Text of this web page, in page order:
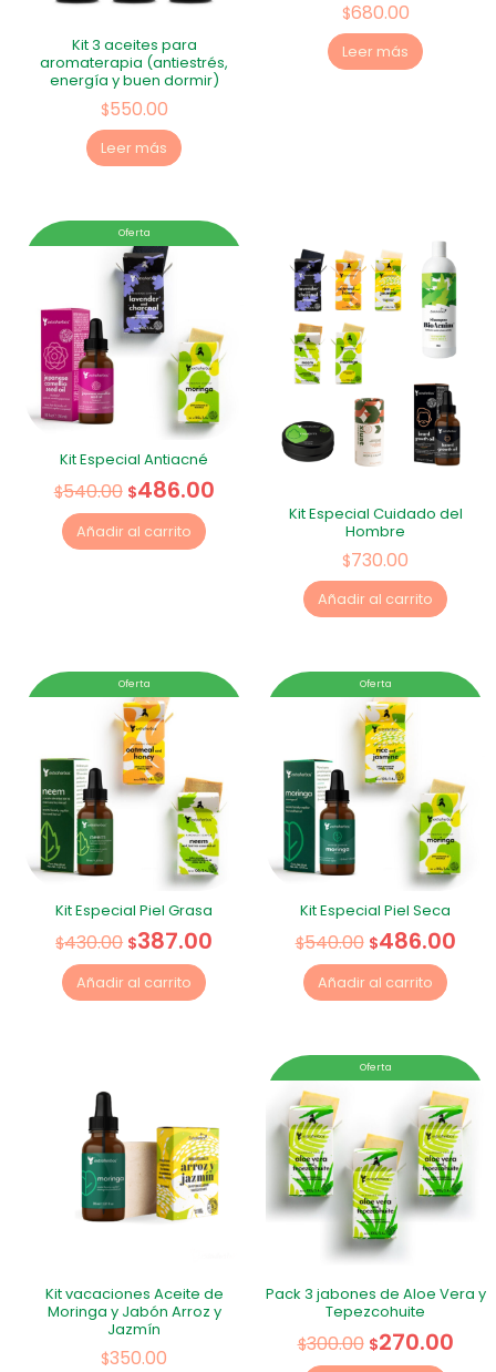
Kit 3 aceites para
aromaterapia (antiestrés,
energía y buen dormir)
$550.00
Leer más
$680.00
Leer más
Oferta
Kit Especial Antiacné
$540.00 $486.00
Añadir al carrito
Kit Especial Cuidado del
Hombre
$730.00
Añadir al carrito
Oferta
Kit Especial Piel Grasa
$430.00 $387.00
Añadir al carrito
Oferta
Kit Especial Piel Seca
$540.00 $486.00
Añadir al carrito
Kit vacaciones Aceite de
Moringa y Jabón Arroz y
Jazmín
$350.00
Oferta
Pack 3 jabones de Aloe Vera y
Tepezcohuite
$300.00 $270.00